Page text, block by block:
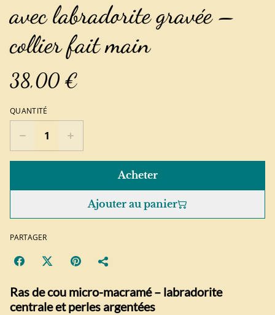
avec labradorite gravée –
collier fait main
38,00 €
QUANTITÉ
Acheter
Ajouter au panier
PARTAGER
Ras de cou micro-macramé – labradorite
centrale et perles argentées